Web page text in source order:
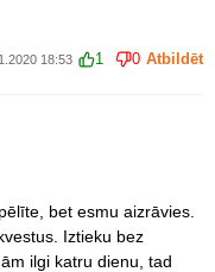
18:53 1 0 Atbildēt
bet esmu aizrāvies.
Iztieku bez
ilgi katru dienu, tad